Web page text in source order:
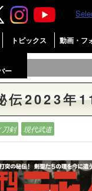
ー
トピックス 動画・フ
伝2023年
刀剣 現代武道